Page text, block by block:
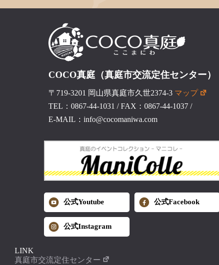
COCO真庭（真庭市交流定住センター）
〒719-3201 岡山県真庭市久世2374-3 マップ
TEL：0867-44-1031 /FAX：0867-44-1037/
E-MAIL：info@cocomaniwa.com
公式Youtube 公式Facebook
公式Instagram
LINK
真庭市交流定住センター